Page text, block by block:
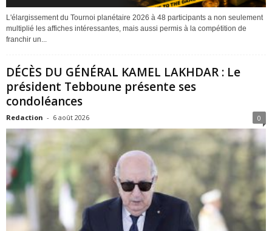
L'élargissement du Tournoi planétaire 2026 à 48 participants a non seulement
multiplié les affiches intéressantes, mais aussi permis à la compétition de
franchir un...
DÉCÈS DU GÉNÉRAL KAMEL LAKHDAR : Le
président Tebboune présente ses
condoléances
Redaction - 6 août 2026 0